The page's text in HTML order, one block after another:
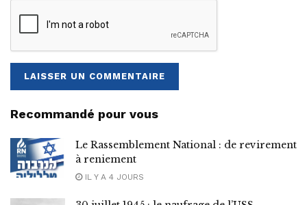
Recommandé pour vous
Le Rassemblement National : de revirement
à reniement
IL Y A 4 JOURS